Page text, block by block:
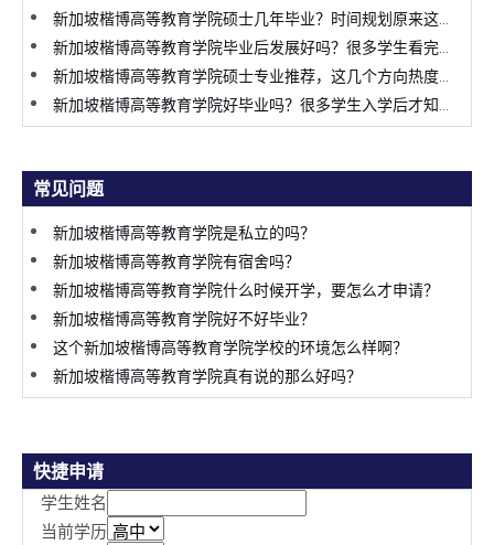
常见问题
新加坡楷博高等教育学院是私立的吗？
新加坡楷博高等教育学院有宿舍吗？
新加坡楷博高等教育学院什么时候开学，要怎么才申请？
新加坡楷博高等教育学院好不好毕业？
这个新加坡楷博高等教育学院学校的环境怎么样啊？
新加坡楷博高等教育学院真有说的那么好吗？
快捷申请
学生姓名
当前学历